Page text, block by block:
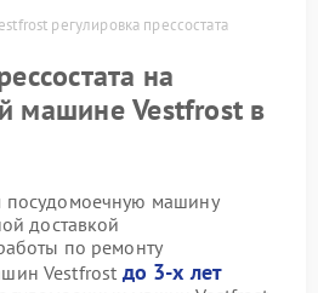
регулировка прессостата
на
машине Vestfrost в
посудомоечную машину
доставкой
по ремонту
Vestfrost до 3-х лет